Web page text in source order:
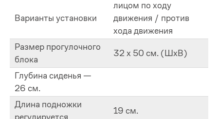
Варианты установки
лицом по ходу
движения / против
хода движения
Размер прогулочного
блока
32 х 50 см. (ШхВ)
Глубина сиденья —
26 см.
Длина подножки
19 см.